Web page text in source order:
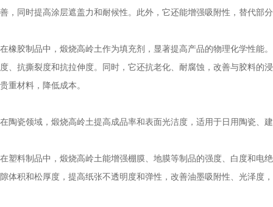
善，同时提高涂层遮盖力和耐候性。此外，它还能增强吸附性，替代部
在橡胶制品中，煅烧高岭土作为填充剂，显著提高产品的物理化学性能
度、抗撕裂度和抗拉伸度。同时，它还抗老化、耐腐蚀，改善与胶料
贵重材料，降低成本。
在陶瓷领域，煅烧高岭土提高成品率和表面光洁度，适用于日用陶瓷、
在塑料制品中，煅烧高岭土能增强棚膜、地膜等制品的强度、白度和电
隙体积和松厚度，提高纸张不透明度和弹性，改善油墨吸附性、光泽度